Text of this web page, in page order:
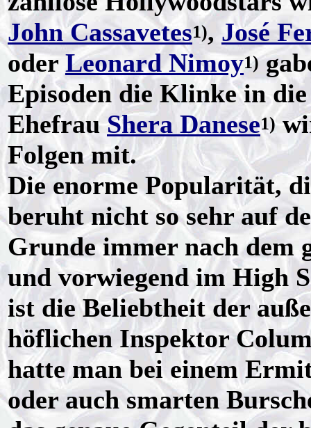
John Cassavetes1), José
oderLeonard Nimoy1)
Episoden die Klinke in
EhefrauShera Danese1)
Folgen mit.
Die enorme Popularität,
beruht nicht so sehr auf
Grunde immer nach dem
und vorwiegend im High
ist die Beliebtheit der
höflichen Inspektor
hatte man bei einem
oder auch smarten